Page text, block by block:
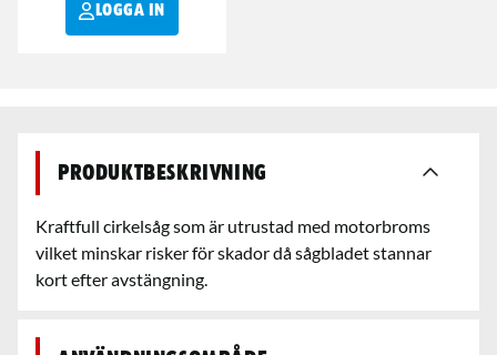
LOGGA IN
Produktbeskrivning
Kraftfull cirkelsåg som är utrustad med motorbroms
vilket minskar risker för skador då sågbladet stannar
kort efter avstängning.